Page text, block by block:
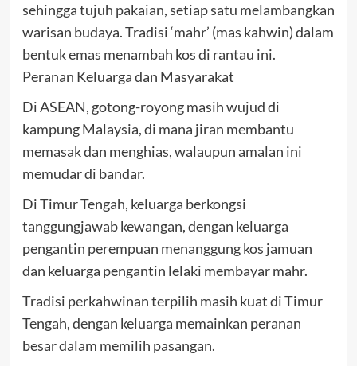
sehingga tujuh pakaian, setiap satu melambangkan
warisan budaya. Tradisi ‘mahr’ (mas kahwin) dalam
bentuk emas menambah kos di rantau ini.
Peranan Keluarga dan Masyarakat
Di ASEAN, gotong-royong masih wujud di
kampung Malaysia, di mana jiran membantu
memasak dan menghias, walaupun amalan ini
memudar di bandar.
Di Timur Tengah, keluarga berkongsi
tanggungjawab kewangan, dengan keluarga
pengantin perempuan menanggung kos jamuan
dan keluarga pengantin lelaki membayar mahr.
Tradisi perkahwinan terpilih masih kuat di Timur
Tengah, dengan keluarga memainkan peranan
besar dalam memilih pasangan.